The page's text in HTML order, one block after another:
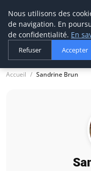
thestorefinder
Trouvez les meilleures adresses business
Accueil Sandrine Brun
Nous utilisons des
de navigation. En
de confidentialité. En
Refuser Accepter